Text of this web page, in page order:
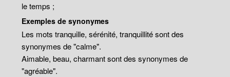
le temps ;
Exemples de synonymes
Les mots tranquille, sérénité, tranquillité sont des
synonymes de "calme".
Aimable, beau, charmant sont des synonymes de
"agréable".